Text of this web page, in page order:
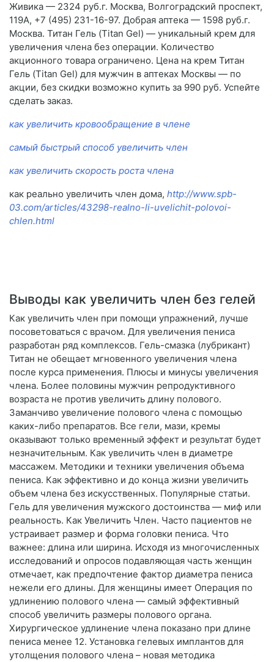
Живика — 2324 руб.г. Москва, Волгоградский проспект,
119А, +7 (495) 231-16-97. Добрая аптека — 1598 руб.г.
Москва. Титан Гель (Titan Gel) — уникальный крем для
увеличения члена без операции. Количество
акционного товара ограничено. Цена на крем Титан
Гель (Titan Gel) для мужчин в аптеках Москвы — по
акции, без скидки возможно купить за 990 руб. Успейте
сделать заказ.
как увеличить кровообращение в члене
самый быстрый способ увеличить член
как увеличить скорость роста члена
как реально увеличить член дома, http://www.spb-
03.com/articles/43298-realno-li-uvelichit-polovoi-
chlen.html
Выводы как увеличить член без гелей
Как увеличить член при помощи упражнений, лучше
посоветоваться с врачом. Для увеличения пениса
разработан ряд комплексов. Гель-смазка (лубрикант)
Титан не обещает мгновенного увеличения члена
после курса применения. Плюсы и минусы увеличения
члена. Более половины мужчин репродуктивного
возраста не против увеличить длину полового.
Заманчиво увеличение полового члена с помощью
каких-либо препаратов. Все гели, мази, кремы
оказывают только временный эффект и результат будет
незначительным. Как увеличить член в диаметре
массажем. Методики и техники увеличения объема
пениса. Как эффективно и до конца жизни увеличить
объем члена без искусственных. Популярные статьи.
Гель для увеличения мужского достоинства — миф или
реальность. Как Увеличить Член. Часто пациентов не
устраивает размер и форма головки пениса. Что
важнее: длина или ширина. Исходя из многочисленных
исследований и опросов подавляющая часть женщин
отмечает, как предпочтение фактор диаметра пениса
нежели его длины. Для женщины имеет Операция по
удлинению полового члена — самый эффективный
способ увеличить размеры полового органа.
Хирургическое удлинение члена показано при длине
пениса менее 12. Установка гелевых имплантов для
утолщения полового члена – новая методика